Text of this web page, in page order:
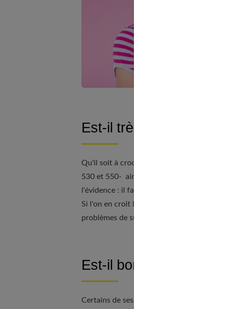
Est-il très calorique ?
Qu'il soit à croquer, au lait ou blanc, il
530 et 550- ainsi que 60 g de glucides
l'évidence : il fait partie des aliments très
Si l'on en croit les enquêtes scientifiques,
problèmes de surpoids que les personnes
Est-il bon pour le moral ?
Certains de ses constituants (tyramine et